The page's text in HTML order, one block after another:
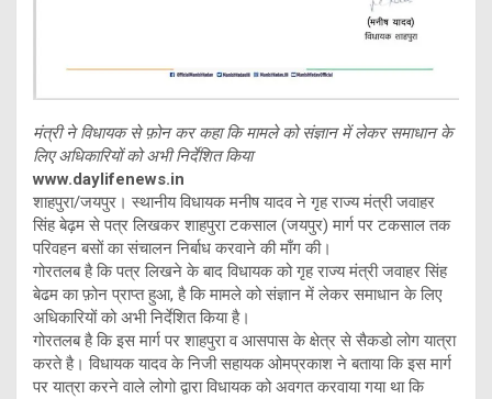
मंत्री ने विधायक से फ़ोन कर कहा कि मामले को संज्ञान में लेकर समाधान के
लिए अधिकारियों को अभी निर्देशित किया
www.daylifenews.in
शाहपुरा/जयपुर। स्थानीय विधायक मनीष यादव ने गृह राज्य मंत्री जवाहर
सिंह बेढ़म से पत्र लिखकर शाहपुरा टकसाल (जयपुर) मार्ग पर टकसाल तक
परिवहन बसों का संचालन निर्बाध करवाने की माँग की।
गोरतलब है कि पत्र लिखने के बाद विधायक को गृह राज्य मंत्री जवाहर सिंह
बेढम का फ़ोन प्राप्त हुआ, है कि मामले को संज्ञान में लेकर समाधान के लिए
अधिकारियों को अभी निर्देशित किया है।
गोरतलब है कि इस मार्ग पर शाहपुरा व आसपास के क्षेत्र से सैकडो लोग यात्रा
करते है। विधायक यादव के निजी सहायक ओमप्रकाश ने बताया कि इस मार्ग
पर यात्रा करने वाले लोगो द्वारा विधायक को अवगत करवाया गया था कि